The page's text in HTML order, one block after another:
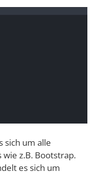
sich um alle
wie z.B. Bootstrap.
es sich um